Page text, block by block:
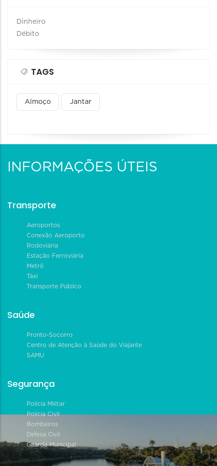
Dinheiro
Débito
TAGS
Almoço Jantar
INFORMAÇÕES ÚTEIS
Transporte
Aeroportos
Conexão Aeroporto
Rodoviária
Estação Ferroviária
Metrô
Táxi
Transporte Público
Saúde
Pronto-Socorro
Centro de Atenção à Saúde do Viajante
SAMU
Segurança
Polícia Militar
Polícia Civil
Bombeiros
Defesa Civil
Guarda Municipal